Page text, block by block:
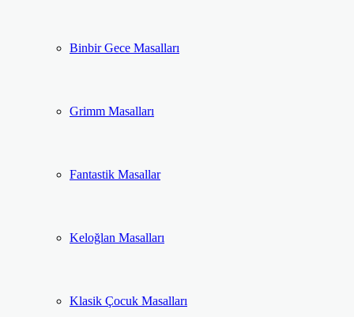
Binbir Gece Masalları
Grimm Masalları
Fantastik Masallar
Keloğlan Masalları
Klasik Çocuk Masalları